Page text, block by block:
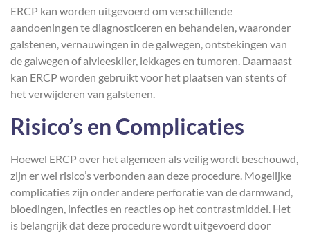
ERCP kan worden uitgevoerd om verschillende
aandoeningen te diagnosticeren en behandelen, waaronder
galstenen, vernauwingen in de galwegen, ontstekingen van
de galwegen of alvleesklier, lekkages en tumoren. Daarnaast
kan ERCP worden gebruikt voor het plaatsen van stents of
het verwijderen van galstenen.
Risico’s en Complicaties
Hoewel ERCP over het algemeen als veilig wordt beschouwd,
zijn er wel risico’s verbonden aan deze procedure. Mogelijke
complicaties zijn onder andere perforatie van de darmwand,
bloedingen, infecties en reacties op het contrastmiddel. Het
is belangrijk dat deze procedure wordt uitgevoerd door